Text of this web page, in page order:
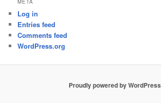
Log in
Entries feed
Comments feed
WordPress.org
Proudly powered by WordPress